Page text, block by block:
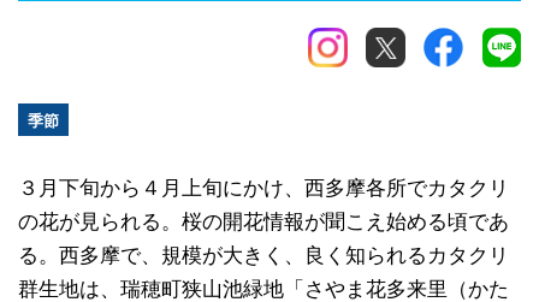
季節
３月下旬から４月上旬にかけ、西多摩各所でカタクリ
の花が見られる。桜の開花情報が聞こえ始める頃であ
る。西多摩で、規模が大きく、良く知られるカタクリ
群生地は、瑞穂町狭山池緑地「さやま花多来里（かた